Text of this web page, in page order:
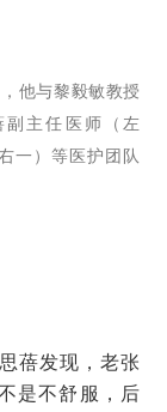
他与黎毅敏教授
副主任医师（左
一）等医护团队
蓓发现，老张
是不舒服，后